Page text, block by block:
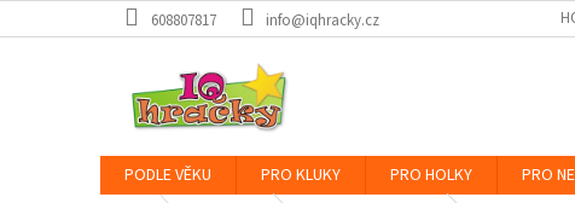
na
608807817 info@iqhracky.cz
PODLE VĚKU PRO KLUKY PRO HOLKY PRO